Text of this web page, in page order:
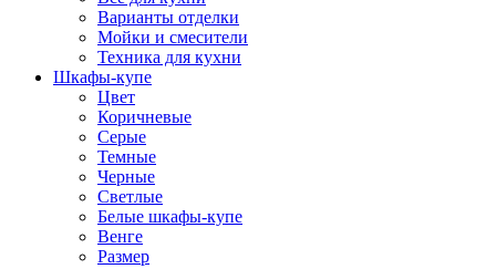
Варианты отделки
Мойки и смесители
Техника для кухни
Шкафы-купе
Цвет
Коричневые
Серые
Темные
Черные
Светлые
Белые шкафы-купе
Венге
Размер